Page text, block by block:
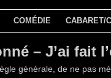
COMÉDIE CABARET/
– J’ai fait
générale, de ne pas